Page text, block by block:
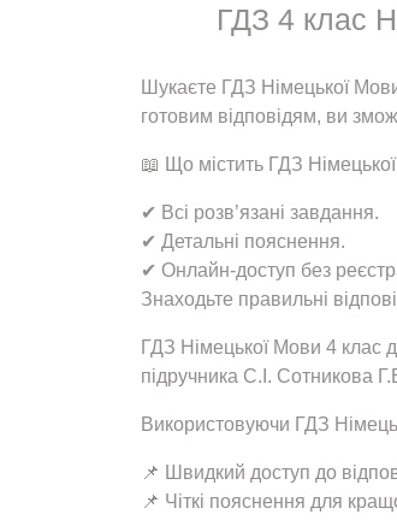
ГДЗ 4 клас
Шукаєте ГДЗ Німецької
готовим відповідям, ви
📖 Що містить ГДЗ
✔ Всі розв’язані завдання.
✔ Детальні пояснення.
✔ Онлайн-доступ без
Знаходьте правильні
ГДЗ Німецької Мови 4 клас
підручника С.І. Сотникова
Використовуючи ГДЗ
📌 Швидкий доступ до
📌 Чіткі пояснення для